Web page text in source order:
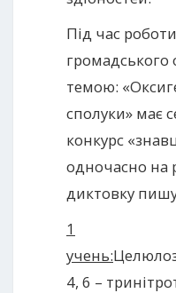
Під час
громадського
темою:
сполуки» має
конкурс
одночасно на
диктовку
1
учень:
4, 6 –